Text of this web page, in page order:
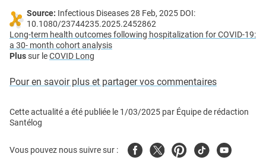
Source: Infectious Diseases 28 Feb, 2025 DOI:
10.1080/23744235.2025.2452862
Long-term health outcomes following hospitalization for COVID-19:
a 30- month cohort analysis
Plussur leCOVID Long
Pour en savoir plus et partager vos commentaires
Cette actualité a été publiée le 1/03/2025 par Équipe de rédaction
Santélog
Vous pouvez nous suivre sur : FacebookTwitterPinterest
TiktokYoutube